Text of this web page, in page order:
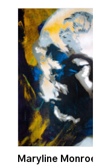
Maryline Monroe